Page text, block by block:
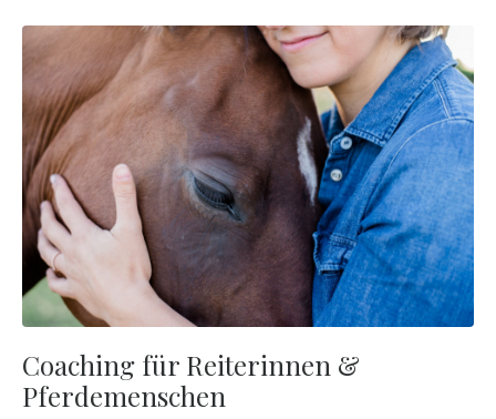
Coaching für Reiterinnen &
Pferdemenschen